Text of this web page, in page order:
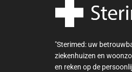
"Sterimed: uw
ziekenhuizen en
en reken op de